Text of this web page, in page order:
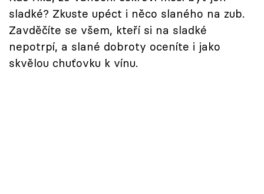
Přihlášení
sladké? Zkuste upéct i něco slaného na zub.
Zavděčíte se všem, kteří si na sladké
nepotrpí, a slané dobroty oceníte i jako
skvělou chuťovku k vínu.